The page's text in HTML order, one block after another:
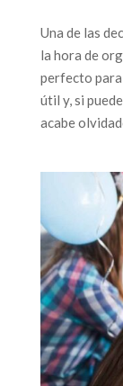
Una de las
la hora de
perfecto
útil y, si
acabe